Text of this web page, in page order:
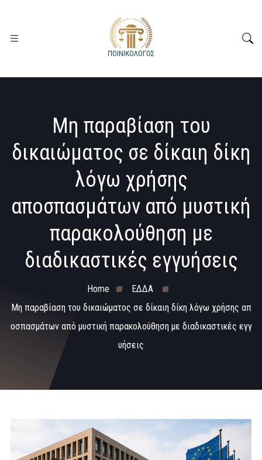
Μη παραβίαση του
δικαιώματος σε δίκαιη δίκη
λόγω χρήσης
αποσπασμάτων από μυστική
παρακολούθηση με
διαδικαστικές εγγυήσεις
Home
ΕΔΔΑ
Μη παραβίαση του δικαιώματος σε δίκαιη δίκη λόγω χρήσης απ
οσπασμάτων από μυστική παρακολούθηση με διαδικαστικές εγγ
υήσεις